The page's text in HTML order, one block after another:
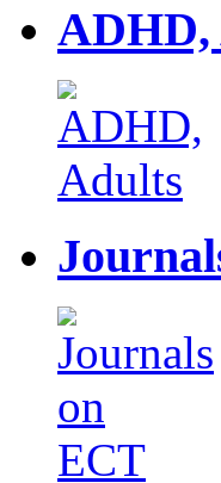
ADHD,